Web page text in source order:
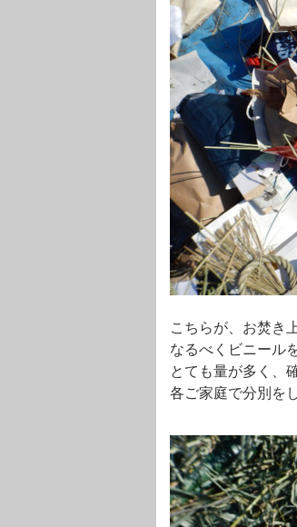
こちらが、お焚き
なるべくビニール
とても量が多く、
各ご家庭で分別を